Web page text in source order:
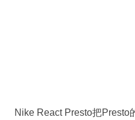
Nike React Presto把Presto